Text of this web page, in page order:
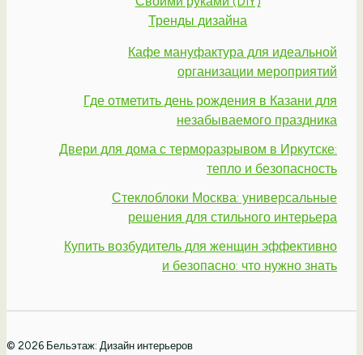
Тренды дизайна
Кафе мануфактура для идеальной
организации мероприятий
Где отметить день рождения в Казани для
незабываемого праздника
Двери для дома с терморазрывом в Иркутске:
тепло и безопасность
Стеклоблоки Москва: универсальные
решения для стильного интерьера
Купить возбудитель для женщин эффективно
и безопасно: что нужно знать
© 2026 Бельэтаж: Дизайн интерьеров